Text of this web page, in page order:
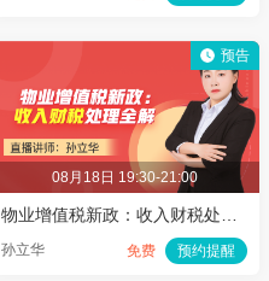
08月18日 19:30-21:00
孙立华 免费 预约提醒
预告